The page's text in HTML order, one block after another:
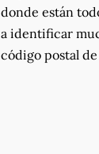
donde están
a identificar
código postal